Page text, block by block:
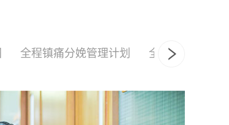
全程镇痛分娩管理计划 全产程陪伴式分